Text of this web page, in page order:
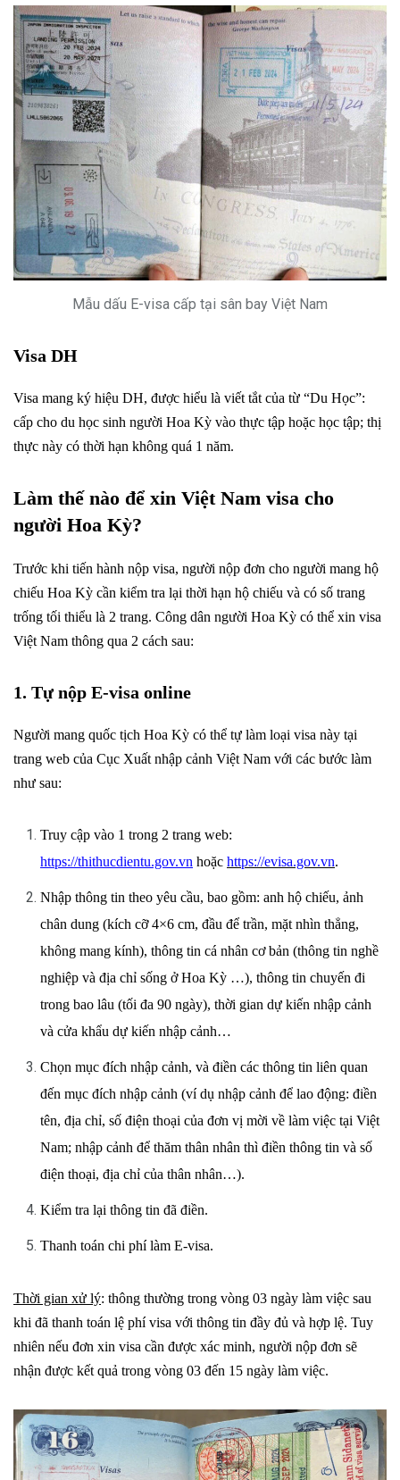
Mẫu dấu E-visa cấp tại sân bay Việt Nam
Visa DH
Visa mang ký hiệu DH, được hiểu là viết tắt của từ “Du Học”:
cấp cho du học sinh người Hoa Kỳ vào thực tập hoặc học tập; thị
thực này có thời hạn không quá 1 năm.
Làm thế nào để xin Việt Nam visa cho
người Hoa Kỳ?
Trước khi tiến hành nộp visa, người nộp đơn cho người mang hộ
chiếu Hoa Kỳ cần kiểm tra lại thời hạn hộ chiếu và có số trang
trống tối thiểu là 2 trang. Công dân người Hoa Kỳ có thể xin visa
Việt Nam thông qua 2 cách sau:
1. Tự nộp E-visa online
Người mang quốc tịch Hoa Kỳ có thể tự làm loại visa này tại
trang web của Cục Xuất nhập cảnh Việt Nam với các bước làm
như sau:
Truy cập vào 1 trong 2 trang web:
https://thithucdientu.gov.vn hoặc https://evisa.gov.vn.
Nhập thông tin theo yêu cầu, bao gồm: anh hộ chiếu, ảnh
chân dung (kích cỡ 4×6 cm, đầu để trần, mặt nhìn thẳng,
không mang kính), thông tin cá nhân cơ bản (thông tin nghề
nghiệp và địa chỉ sống ở Hoa Kỳ …), thông tin chuyến đi
trong bao lâu (tối đa 90 ngày), thời gian dự kiến nhập cảnh
và cửa khẩu dự kiến nhập cảnh…
Chọn mục đích nhập cảnh, và điền các thông tin liên quan
đến mục đích nhập cảnh (ví dụ nhập cảnh để lao động: điền
tên, địa chỉ, số điện thoại của đơn vị mời về làm việc tại Việt
Nam; nhập cảnh để thăm thân nhân thì điền thông tin và số
điện thoại, địa chỉ của thân nhân…).
Kiểm tra lại thông tin đã điền.
Thanh toán chi phí làm E-visa.
Thời gian xử lý: thông thường trong vòng 03 ngày làm việc sau
khi đã thanh toán lệ phí visa với thông tin đầy đủ và hợp lệ. Tuy
nhiên nếu đơn xin visa cần được xác minh, người nộp đơn sẽ
nhận được kết quả trong vòng 03 đến 15 ngày làm việc.